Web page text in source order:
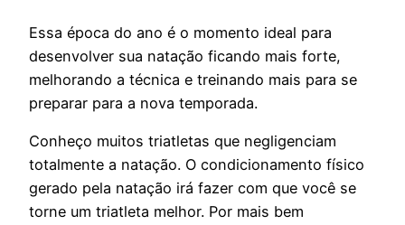
Essa época do ano é o momento ideal para
desenvolver sua natação ficando mais forte,
melhorando a técnica e treinando mais para se
preparar para a nova temporada.
Conheço muitos triatletas que negligenciam
totalmente a natação. O condicionamento físico
gerado pela natação irá fazer com que você se
torne um triatleta melhor. Por mais bem